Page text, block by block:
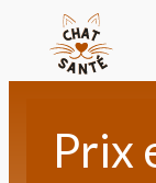
Prix